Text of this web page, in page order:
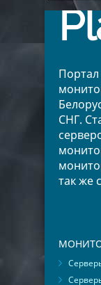
Портал
СНГ.
так же